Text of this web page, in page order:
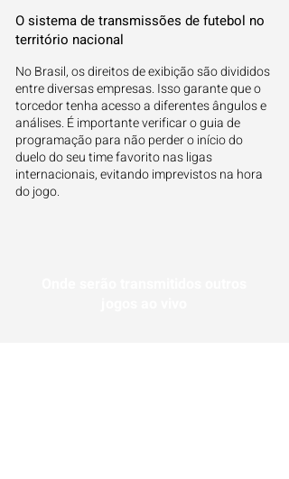
O sistema de transmissões de futebol no
território nacional
No Brasil, os direitos de exibição são divididos
entre diversas empresas. Isso garante que o
torcedor tenha acesso a diferentes ângulos e
análises. É importante verificar o guia de
programação para não perder o início do
duelo do seu time favorito nas ligas
internacionais, evitando imprevistos na hora
do jogo.